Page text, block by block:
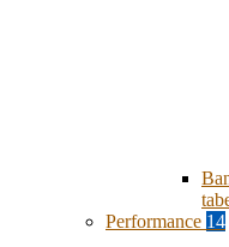
Performance 14